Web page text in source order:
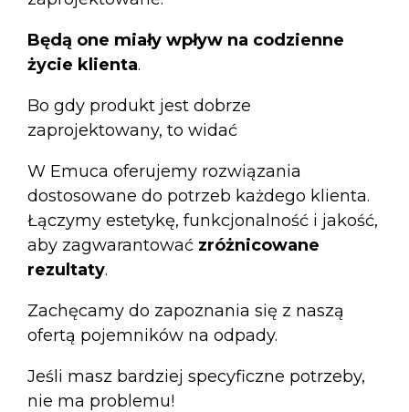
Będą one miały wpływ na codzienne
życie klienta.
Bo gdy produkt jest dobrze
zaprojektowany, to widać
W Emuca oferujemy rozwiązania
dostosowane do potrzeb każdego klienta.
Łączymy estetykę, funkcjonalność i jakość,
aby zagwarantować zróżnicowane
rezultaty.
Zachęcamy do zapoznania się z naszą
ofertą pojemników na odpady.
Jeśli masz bardziej specyficzne potrzeby,
nie ma problemu!